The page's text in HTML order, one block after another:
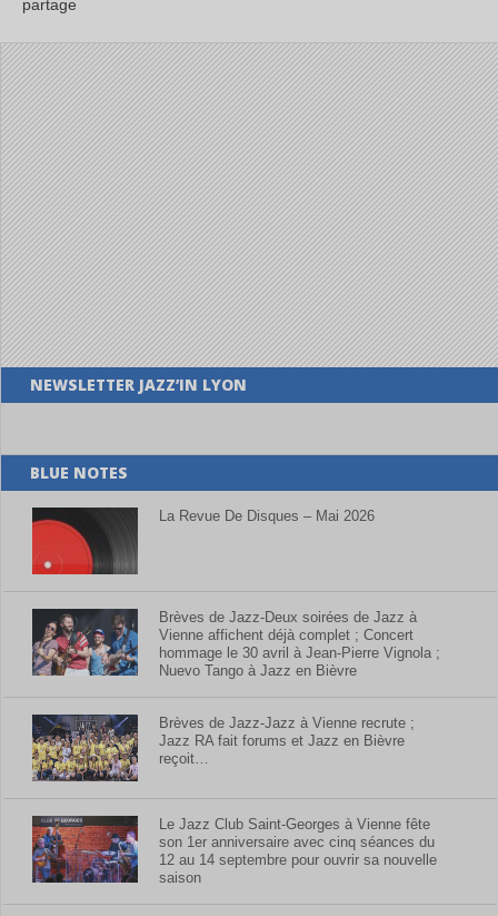
partage
NEWSLETTER JAZZ’IN LYON
BLUE NOTES
La Revue De Disques – Mai 2026
Brèves de Jazz-Deux soirées de Jazz à
Vienne affichent déjà complet ; Concert
hommage le 30 avril à Jean-Pierre Vignola ;
Nuevo Tango à Jazz en Bièvre
Brèves de Jazz-Jazz à Vienne recrute ;
Jazz RA fait forums et Jazz en Bièvre
reçoit…
Le Jazz Club Saint-Georges à Vienne fête
son 1er anniversaire avec cinq séances du
12 au 14 septembre pour ouvrir sa nouvelle
saison